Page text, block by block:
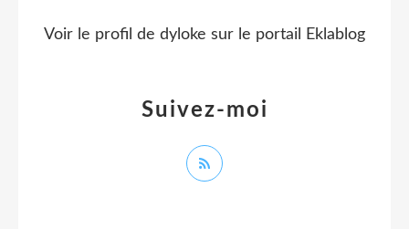
Suivez-moi
Voir le profil de dyloke sur le portail Eklablog